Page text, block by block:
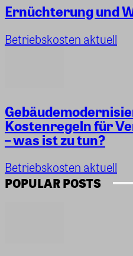
Ernüchterung und
Betriebskosten aktuell
Kostenregeln für
– was ist zu tun?
Betriebskosten aktuell
POPULAR POSTS